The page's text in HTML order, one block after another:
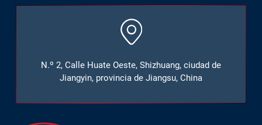
N.º 2, Calle Huate Oeste, Shizhuang, ciudad de
Jiangyin, provincia de Jiangsu, China